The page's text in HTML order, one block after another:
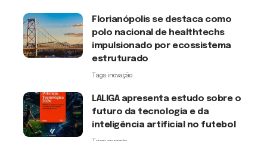
Florianópolis se destaca como
polo nacional de healthtechs
impulsionado por ecossistema
estruturado
Tags:inovação
LALIGA apresenta estudo sobre o
futuro da tecnologia e da
inteligência artificial no futebol